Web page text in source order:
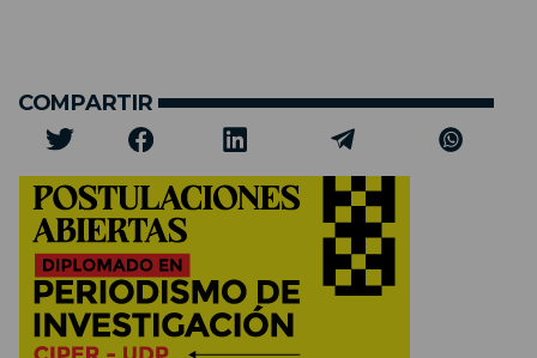
COMPARTIR